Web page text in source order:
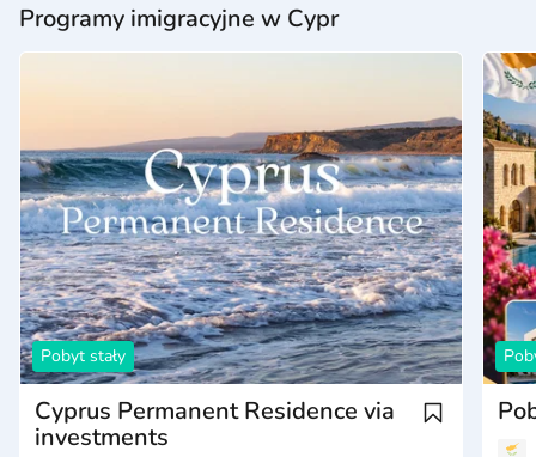
Programy imigracyjne w Cypr
Pobyt stały
Cyprus Permanent Residence via
investments